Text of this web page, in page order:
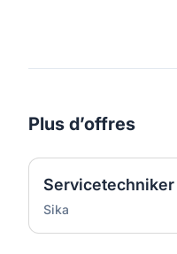
Plus d’offres
Sika